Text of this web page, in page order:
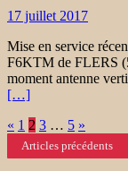
17 juillet 2017
Mise en service
F6KTM de FLERS
moment antenne
[…]
Navigation
des
« 1 2 3 … 5 »
Articles précédents